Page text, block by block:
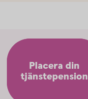
Placera din
tjänstepension